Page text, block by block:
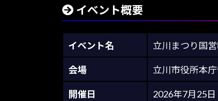
イベント概要
イベント名 立川まつり国
会場 立川市役所本
開催日 2026年7月25日